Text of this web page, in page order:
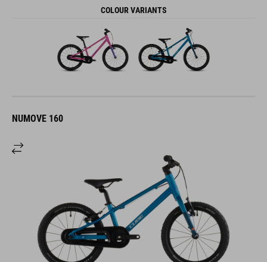
COLOUR VARIANTS
NUMOVE 160